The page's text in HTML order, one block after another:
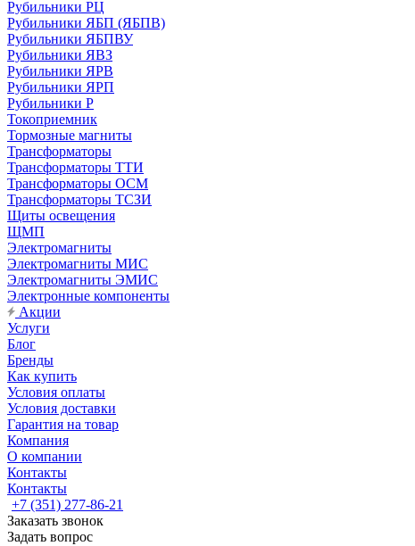
Рубильники РЦ
Рубильники ЯБП (ЯБПВ)
Рубильники ЯБПВУ
Рубильники ЯВЗ
Рубильники ЯРВ
Рубильники ЯРП
Рубильники Р
Токоприемник
Тормозные магниты
Трансформаторы
Трансформаторы ТТИ
Трансформаторы ОСМ
Трансформаторы ТСЗИ
Щиты освещения
ЩМП
Электромагниты
Электромагниты МИС
Электромагниты ЭМИС
Электронные компоненты
Акции
Услуги
Блог
Бренды
Как купить
Условия оплаты
Условия доставки
Гарантия на товар
Компания
О компании
Контакты
Контакты
+7 (351) 277-86-21
Заказать звонок
Задать вопрос